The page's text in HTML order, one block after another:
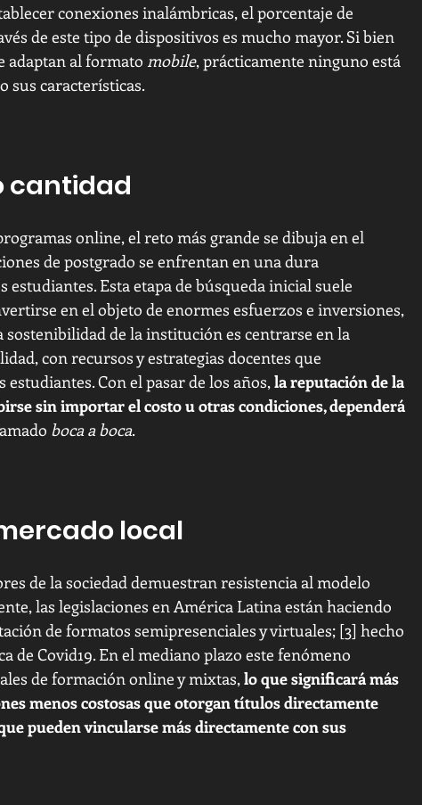
conexiones inalámbricas, el porcentaje de
de este tipo de dispositivos es mucho mayor. Si bien
adaptan al formato mobile, prácticamente ninguno está
sus características.
cantidad
online, el reto más grande se dibuja en el
de postgrado se enfrentan en una dura
Esta etapa de búsqueda inicial suele
en el objeto de enormes esfuerzos e inversiones,
de la institución es centrarse en la
con recursos y estrategias docentes que
Con el pasar de los años, la reputación de la
sin importar el costo u otras condiciones, dependerá
boca a boca.
local
de la sociedad demuestran resistencia al modelo
las legislaciones en América Latina están haciendo
de formatos semipresenciales y virtuales; [3] hecho
de Covid19. En el mediano plazo este fenómeno
de formación online y mixtas, lo que significará más
menos costosas que otorgan títulos directamente
pueden vincularse más directamente con sus